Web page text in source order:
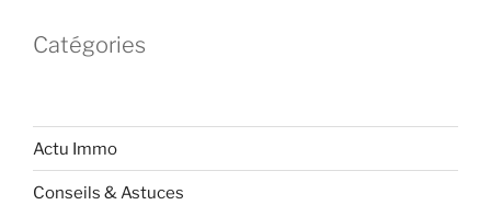
Catégories
Actu Immo
Conseils & Astuces